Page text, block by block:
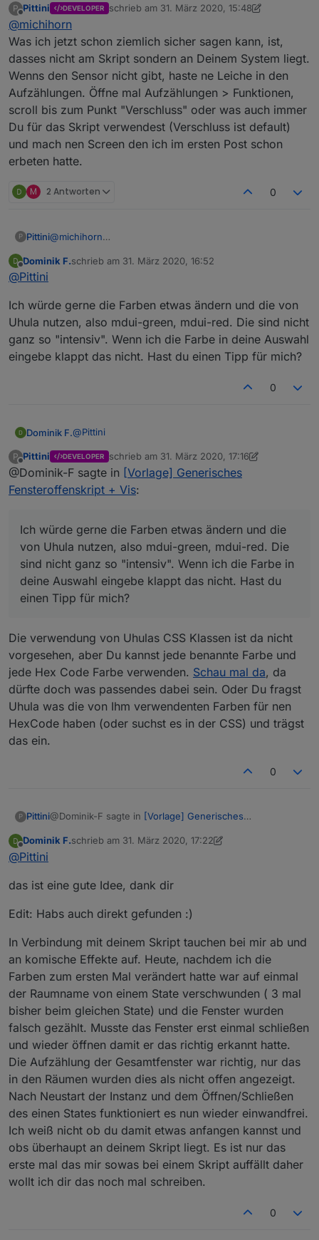
sieht so aus:
Ich sehe da keinen Fensterkontakt.
P
Offline
Pittini DEVELOPER schrieb am 31. März 2020, 15:48
zuletzt editiert von Pittini
@michihorn
Was ich jetzt schon ziemlich sicher sagen kann, ist,
dasses nicht am Skript sondern an Deinem System liegt.
Wenns den Sensor nicht gibt, haste ne Leiche in den
Aufzählungen. Öffne mal Aufzählungen > Funktionen,
scroll bis zum Punkt "Verschluss" oder was auch immer
Du für das Skript verwendest (Verschluss ist default)
und mach nen Screen den ich im ersten Post schon
erbeten hatte.
M 2 Antworten 0
P Pittini@michihorn
dasses nicht am Skript sondern an Deinem System liegt.
scroll bis zum Punkt "Verschluss" oder was auch immer
Du für das Skript verwendest (Verschluss ist default) und
mach nen Screen den ich im ersten Post schon erbeten
hatte.
Offline
Dominik F.schrieb am 31. März 2020, 16:52
zuletzt editiert von
@Pittini
Ich würde gerne die Farben etwas ändern und die von
Uhula nutzen, also mdui-green, mdui-red. Die sind nicht
ganz so "intensiv". Wenn ich die Farbe in deine Auswahl
eingebe klappt das nicht. Hast du einen Tipp für mich?
0
Dominik F.@Pittini
Ich würde gerne die Farben etwas ändern und die
von Uhula nutzen, also mdui-green, mdui-red. Die
sind nicht ganz so "intensiv". Wenn ich die Farbe in
deine Auswahl eingebe klappt das nicht. Hast du
P
Offline
Pittini DEVELOPER schrieb am 31. März 2020, 17:16
zuletzt editiert von Pittini
@Dominik-F sagte in [Vorlage] Generisches
Fensteroffenskript + Vis:
Ich würde gerne die Farben etwas ändern und die
von Uhula nutzen, also mdui-green, mdui-red. Die
sind nicht ganz so "intensiv". Wenn ich die Farbe in
deine Auswahl eingebe klappt das nicht. Hast du
einen Tipp für mich?
Die verwendung von Uhulas CSS Klassen ist da nicht
vorgesehen, aber Du kannst jede benannte Farbe und
jede Hex Code Farbe verwenden. Schau mal da, da
dürfte doch was passendes dabei sein. Oder Du fragst
Uhula was die von Ihm verwendenten Farben für nen
HexCode haben (oder suchst es in der CSS) und trägst
das ein.
0
P Pittini@Dominik-F sagte in [Vorlage] Generisches
sind nicht ganz so "intensiv". Wenn ich die Farbe in
deine Auswahl eingebe klappt das nicht. Hast du
einen Tipp für mich?
Die verwendung von Uhulas CSS Klassen ist da nicht
vorgesehen, aber Du kannst jede benannte Farbe und
jede Hex Code Farbe verwenden.
dürfte doch was passendes dabei sein. Oder Du fragst
HexCode haben (oder suchst es in der CSS) und trägst
das ein.
Offline
Dominik F.schrieb am 31. März 2020, 17:22
zuletzt editiert von Dominik F.
@Pittini
das ist eine gute Idee, dank dir
Edit: Habs auch direkt gefunden :)
In Verbindung mit deinem Skript tauchen bei mir ab und
an komische Effekte auf. Heute, nachdem ich die
Farben zum ersten Mal verändert hatte war auf einmal
der Raumname von einem State verschwunden ( 3 mal
bisher beim gleichen State) und die Fenster wurden
falsch gezählt. Musste das Fenster erst einmal schließen
und wieder öffnen damit er das richtig erkannt hatte.
Die Aufzählung der Gesamtfenster war richtig, nur das
in den Räumen wurden dies als nicht offen angezeigt.
Nach Neustart der Instanz und dem Öffnen/Schließen
des einen States funktioniert es nun wieder einwandfrei.
Ich weiß nicht ob du damit etwas anfangen kannst und
obs überhaupt an deinem Skript liegt. Es ist nur das
erste mal das mir sowas bei einem Skript auffällt daher
wollt ich dir das noch mal schreiben.
0